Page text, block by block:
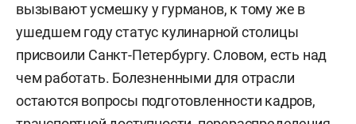
вызывают усмешку у гурманов, к тому же в
ушедшем году статус кулинарной столицы
присвоили Санкт-Петербургу. Словом, есть над
чем работать. Болезненными для отрасли
остаются вопросы подготовленности кадров,